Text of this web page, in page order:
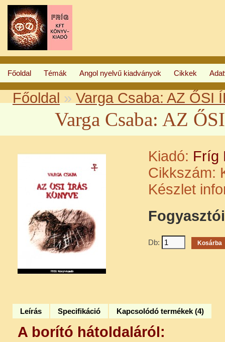
Főoldal Témák Angol nyelvű kiadványok Cikkek
Főoldal » Varga Csaba: AZ ŐSI
Varga Csaba: AZ
Kiadó: Fríg
Cikkszám:
Készlet
Db:
Leírás Specifikáció Kapcsolódó termékek (4)
A borító hátoldaláról: